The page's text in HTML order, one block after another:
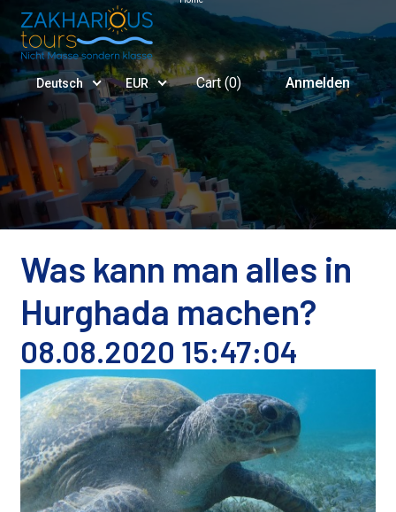
Deutsch EUR Cart (0) Anmelden
Was kann man alles in
Hurghada machen?
08.08.2020 15:47:04